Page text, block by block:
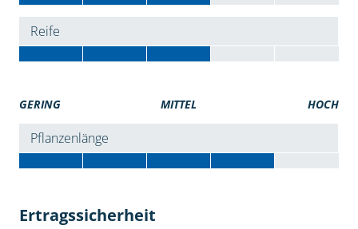
Reife
GERING MITTEL HOCH
Pflanzenlänge
Ertragssicherheit